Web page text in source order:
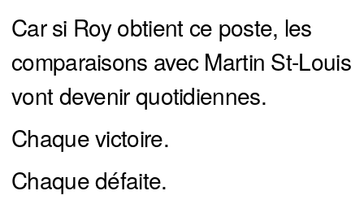
Car si Roy obtient ce poste, les
comparaisons avec Martin St-Louis
vont devenir quotidiennes.
Chaque victoire.
Chaque défaite.